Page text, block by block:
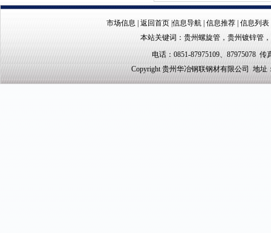
市场信息 返回首页| 信息导航| 信息推荐| 信息列表
本站关键词： 贵州螺旋管 ， 贵州镀锌管 ，
电话：0851-87975109、87975078
Copyright 贵州华冶钢联钢材有限公司 地